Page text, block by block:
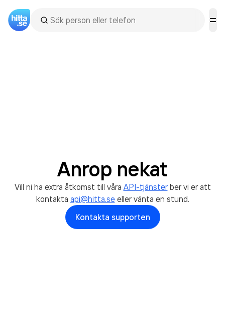
Anrop nekat
Vill ni ha extra åtkomst till våra API-tjänster ber vi er att
kontakta api@hitta.seeller vänta en stund.
Kontakta supporten